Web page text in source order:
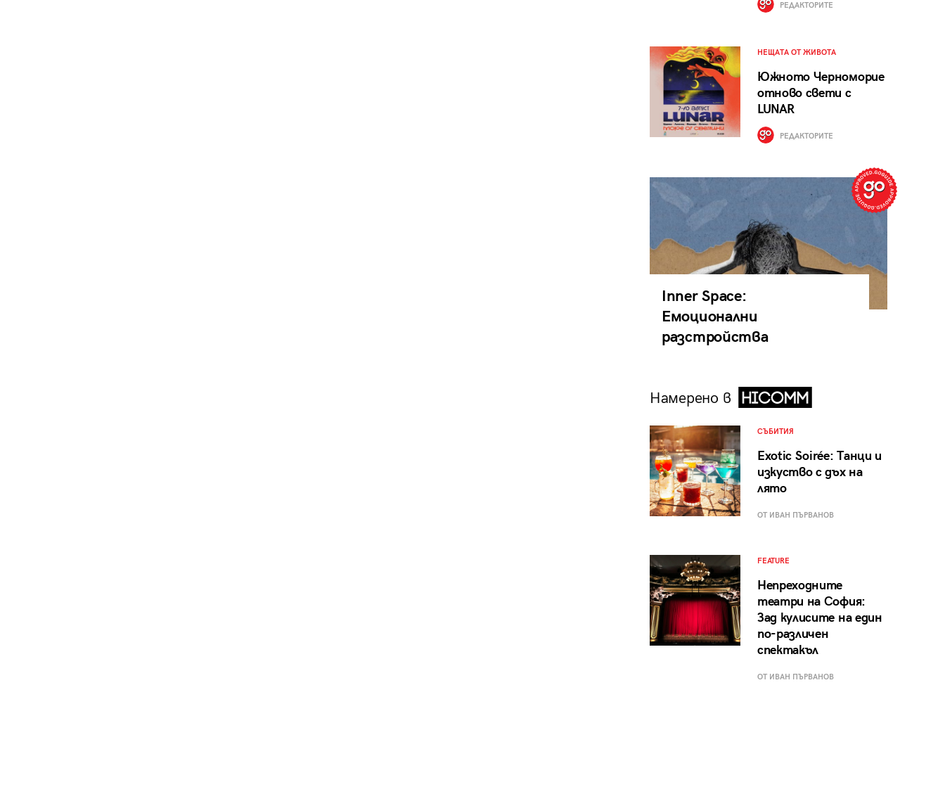
РЕДАКТОРИТЕ
НЕЩАТА ОТ ЖИВОТА
Южното Черноморие
отново свети с
LUNAR
РЕДАКТОРИТЕ
Inner Space:
Емоционални
разстройства
Намерено в
СЪБИТИЯ
Exotic Soirée: Танци и
изкуство с дъх на
лято
ОТ ИВАН ПЪРВАНОВ
FEATURE
Непреходните
театри на София:
Зад кулисите на един
по-различен
спектакъл
ОТ ИВАН ПЪРВАНОВ